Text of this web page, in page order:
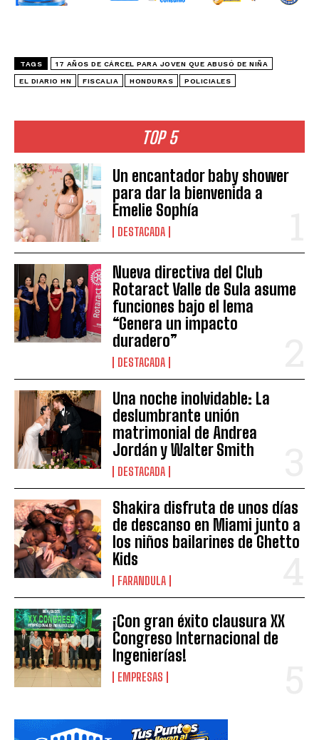
TOP 5
Un encantador baby shower
para dar la bienvenida a
Emelie Sophía
DESTACADA
Nueva directiva del Club
Rotaract Valle de Sula asume
funciones bajo el lema
“Genera un impacto
duradero”
DESTACADA
Una noche inolvidable: La
deslumbrante unión
matrimonial de Andrea
Jordán y Walter Smith
DESTACADA
Shakira disfruta de unos días
de descanso en Miami junto a
los niños bailarines de Ghetto
Kids
FARANDULA
¡Con gran éxito clausura XX
Congreso Internacional de
Ingenierías!
EMPRESAS
TAGS 17 AÑOS DE CÁRCEL PARA JOVEN QUE ABUSÓ DE NIÑA
EL DIARIO HN FISCALIA HONDURAS POLICIALES